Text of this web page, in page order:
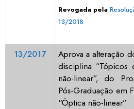
Revogada pela
13/2018
13/2017
Aprova a alteração
disciplina “Tópicos
não-linear”, do
Pós-Graduação em
“Óptica não-linear”